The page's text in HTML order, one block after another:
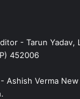
- Tarun Yadav,
452006
Ashish Verma